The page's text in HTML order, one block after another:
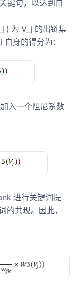
键句，以达到自
) 为 V_j 的出链集
身的得分为：
入一个阻尼系数
进行关键词提
的共现。因此，